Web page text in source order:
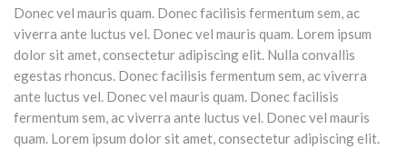
Donec vel mauris quam. Donec facilisis fermentum sem, ac
viverra ante luctus vel. Donec vel mauris quam. Lorem ipsum
dolor sit amet, consectetur adipiscing elit. Nulla convallis
egestas rhoncus. Donec facilisis fermentum sem, ac viverra
ante luctus vel. Donec vel mauris quam. Donec facilisis
fermentum sem, ac viverra ante luctus vel. Donec vel mauris
quam. Lorem ipsum dolor sit amet, consectetur adipiscing elit.